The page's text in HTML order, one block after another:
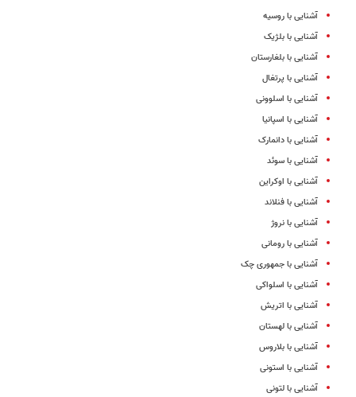
آشنایی با روسیه
آشنایی با بلژیک
آشنایی با بلغارستان
آشنایی با پرتغال
آشنایی با اسلوونی
آشنایی با اسپانیا
آشنایی با دانمارک
آشنایی با سوئد
آشنایی با اوکراین
آشنایی با فنلاند
آشنایی با نروژ
آشنایی با رومانی
آشنایی با جمهوری چک
آشنایی با اسلواکی
آشنایی با اتریش
آشنایی با لهستان
آشنایی با بلاروس
آشنایی با استونی
آشنایی با لتونی